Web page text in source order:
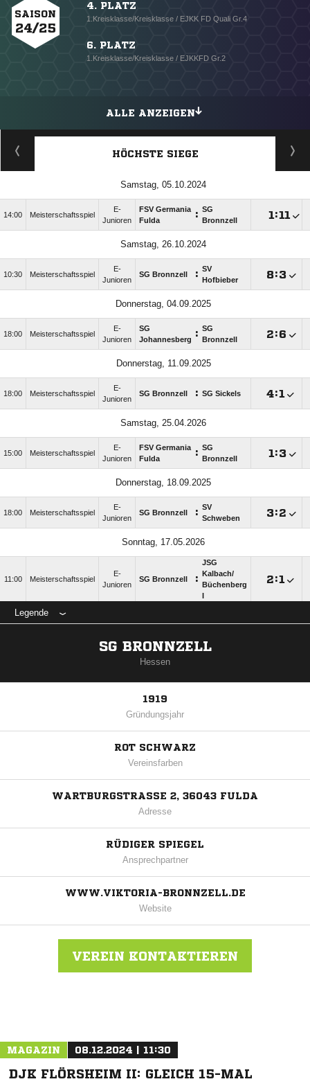
SAISON
24/25
4. PLATZ
1.Kreisklasse/Kreisklasse / EJKK FD Quali Gr.4
6. PLATZ
1.Kreisklasse/Kreisklasse / EJKKFD Gr.2
ALLE ANZEIGEN
HÖCHSTE SIEGE
Samstag, 05.10.2024
14:00 Meisterschaftsspiel
E-
Junioren
FSV Germania
Fulda
: SG
Bronnzell
:
Samstag, 26.10.2024
10:30 Meisterschaftsspiel
E-
Junioren
SG Bronnzell : SV
Hofbieber
:
Donnerstag, 04.09.2025
18:00 Meisterschaftsspiel
E-
Junioren
SG
Johannesberg : SG
Bronnzell
:
Donnerstag, 11.09.2025
18:00 Meisterschaftsspiel
E-
Junioren
SG Bronnzell : SG Sickels :
Samstag, 25.04.2026
15:00 Meisterschaftsspiel
E-
Junioren
FSV Germania
Fulda
: SG
Bronnzell
:
Donnerstag, 18.09.2025
18:00 Meisterschaftsspiel
E-
Junioren
SG Bronnzell : SV
Schweben
:
Sonntag, 17.05.2026
11:00 Meisterschaftsspiel
E-
Junioren
SG Bronnzell :
JSG
Kalbach/​
Büchenberg
:
Legende
SG BRONNZELL
Hessen
1919
Gründungsjahr
ROT SCHWARZ
Vereinsfarben
WARTBURGSTRASSE 2, 36043 FULDA
Adresse
RÜDIGER SPIEGEL
Ansprechpartner
WWW.VIKTORIA-BRONNZELL.DE
Website
VEREIN KONTAKTIEREN
MAGAZIN 08.12.2024 | 11:30
DJK FLÖRSHEIM II: GLEICH 15-MAL